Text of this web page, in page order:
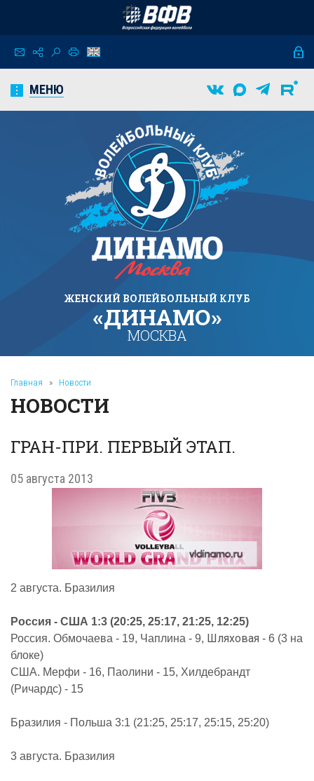
МЕНЮ
ЖЕНСКИЙ ВОЛЕЙБОЛЬНЫЙ КЛУБ
«ДИНАМО»
МОСКВА
Главная » Новости
НОВОСТИ
ГРАН-ПРИ. ПЕРВЫЙ ЭТАП.
05 августа 2013
2 августа. Бразилия
Россия - США 1:3 (20:25, 25:17, 21:25, 12:25)
Россия. Обмочаева - 19, Чаплина - 9, Шляховая - 6 (3 на
блоке)
США. Мерфи - 16, Паолини - 15, Хилдебрандт
(Ричардс) - 15
Бразилия - Польша 3:1 (21:25, 25:17, 25:15, 25:20)
3 августа. Бразилия